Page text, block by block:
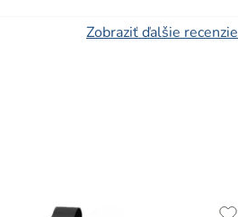
Zobraziť ďalšie recenzie